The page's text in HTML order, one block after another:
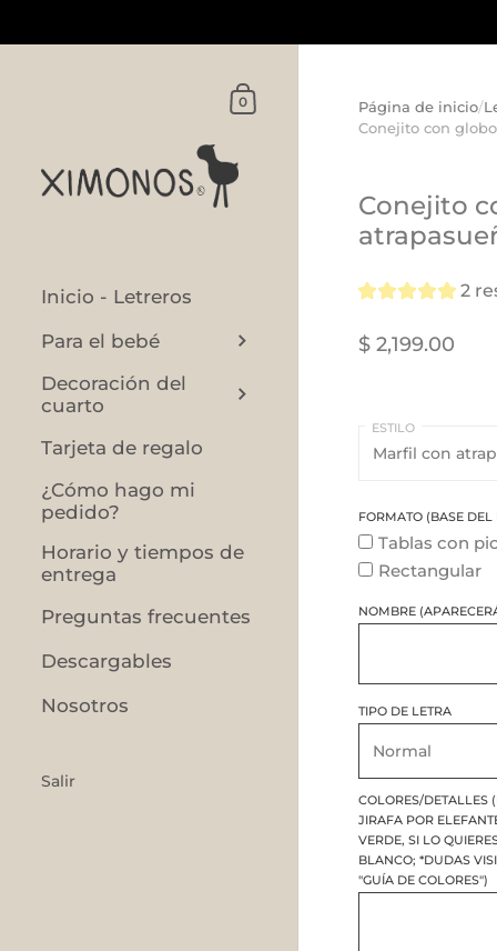
Carrito
0
Inicio - Letreros
Para el bebé
Decoración del
cuarto
Tarjeta de regalo
¿Cómo hago mi
pedido?
Horario y tiempos de
entrega
Preguntas frecuentes
Descargables
Nosotros
Salir
Página de inicio/
Conejito con
Conejito
2
$ 2,199.00
ESTILO
FORMATO (BASE DEL
del
letrero)
Tablas con
Rectangular
NOMBRE
TIPO DE LETRA
COLORES/DETALLES
JIRAFA POR
VERDE, SI LO
BLANCO; *DUDAS
"GUÍA DE COLORES")